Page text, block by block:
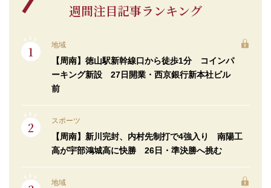
週間注目記事ランキング
地域
【周南】徳山駅新幹線口から徒歩1分 コインパ
ーキング新設 27日開業・西京銀行新本社ビル
前
スポーツ
【周南】新川完封、内村先制打で4強入り 南陽工
高が宇部鴻城高に快勝 26日・準決勝へ挑む
地域